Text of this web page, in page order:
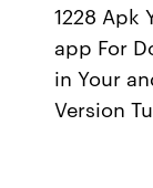
1228 Apk
app For
in Your
Version